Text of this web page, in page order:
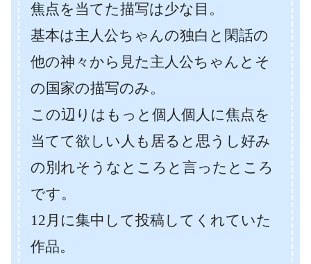
焦点を当てた描写は少な目。
基本は主人公ちゃんの独白と閑話の
他の神々から見た主人公ちゃんとそ
の国家の描写のみ。
この辺りはもっと個人個人に焦点を
当てて欲しい人も居ると思うし好み
の別れそうなところと言ったところ
です。
12月に集中して投稿してくれていた
作品。